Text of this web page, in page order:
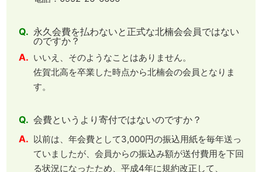
Q. 永久会費を払わないと正式な北楠会会員ではない
のですか？
A. いいえ、そのようなことはありません。
佐賀北高を卒業した時点から北楠会の会員となりま
す。
Q. 会費というより寄付ではないのですか？
A. 以前は、年会費として3,000円の振込用紙を毎年送っ
ていましたが、会員からの振込み額が送付費用を下回
る状況になったため、平成4年に規約改正して、